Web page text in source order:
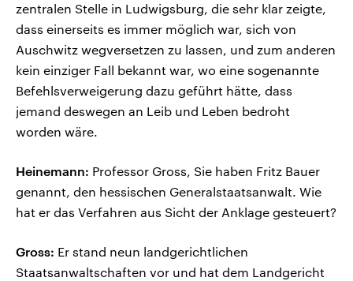
zentralen Stelle in Ludwigsburg, die sehr klar zeigte,
dass einerseits es immer möglich war, sich von
Auschwitz wegversetzen zu lassen, und zum anderen
kein einziger Fall bekannt war, wo eine sogenannte
Befehlsverweigerung dazu geführt hätte, dass
jemand deswegen an Leib und Leben bedroht
worden wäre.
Heinemann: Professor Gross, Sie haben Fritz Bauer
genannt, den hessischen Generalstaatsanwalt. Wie
hat er das Verfahren aus Sicht der Anklage gesteuert?
Gross: Er stand neun landgerichtlichen
Staatsanwaltschaften vor und hat dem Landgericht